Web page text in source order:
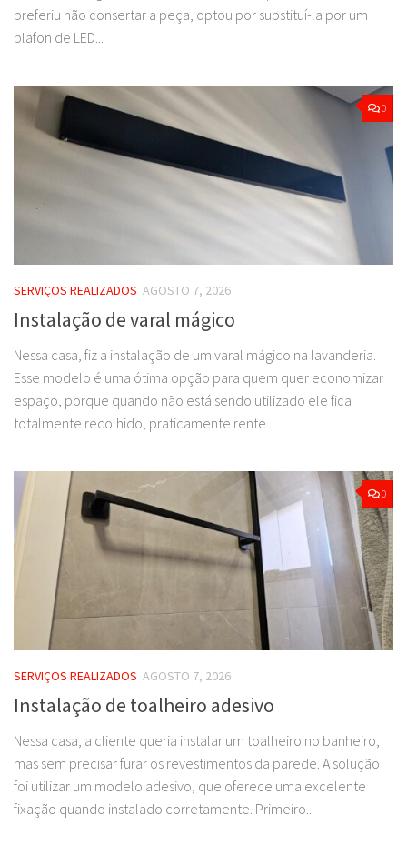
preferiu não consertar a peça, optou por substituí-la por um
plafon de LED...
0
SERVIÇOS REALIZADOS AGOSTO 7, 2026
Instalação de varal mágico
Nessa casa, fiz a instalação de um varal mágico na lavanderia.
Esse modelo é uma ótima opção para quem quer economizar
espaço, porque quando não está sendo utilizado ele fica
totalmente recolhido, praticamente rente...
0
SERVIÇOS REALIZADOS AGOSTO 7, 2026
Instalação de toalheiro adesivo
Nessa casa, a cliente queria instalar um toalheiro no banheiro,
mas sem precisar furar os revestimentos da parede. A solução
foi utilizar um modelo adesivo, que oferece uma excelente
fixação quando instalado corretamente. Primeiro...